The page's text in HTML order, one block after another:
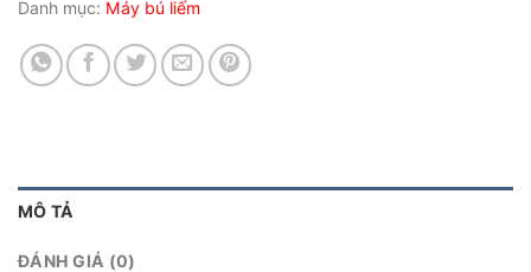
Danh mục: Máy bú liếm
MÔ TẢ
ĐÁNH GIÁ (0)